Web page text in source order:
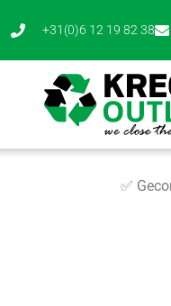
+31(0)6 12 19 82 38
✅